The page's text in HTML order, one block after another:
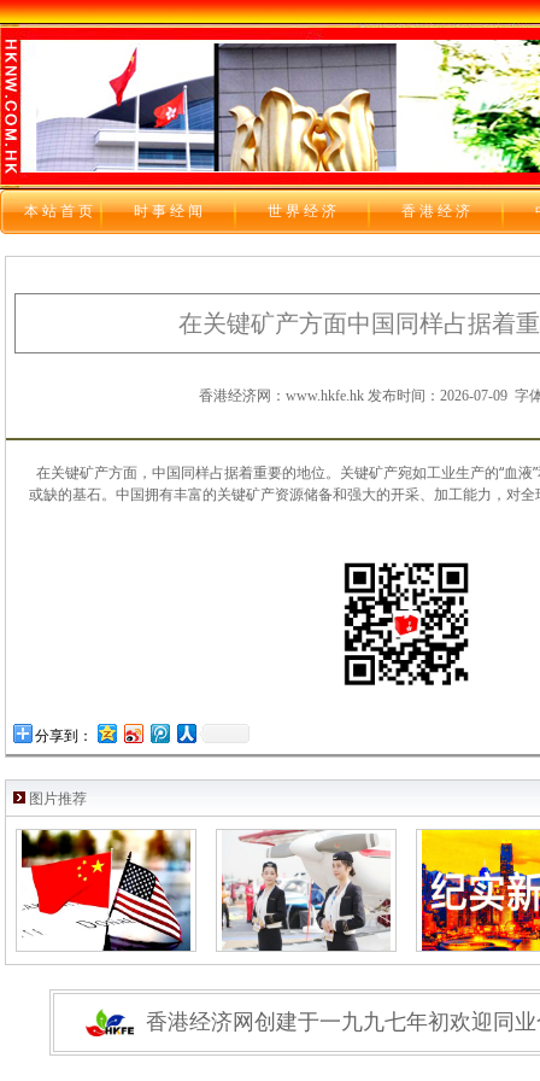
本站首页 时 事 经 闻 世 界 经 济 香 港 经 济
在关键矿产方面中国同样占据着
香港经济网：www.hkfe.hk 发布时间：2026-07-09 字
在关键矿产方面， 中国同样占据着重要的地位。 关键矿产宛如工业生产的“血液”
或缺的基石。 中国拥有丰富的关键矿产资源储备和强大的开采、 加工能力 ， 对全
分享到：
图片推荐
香港经济网创建于一九九七年初欢迎同业